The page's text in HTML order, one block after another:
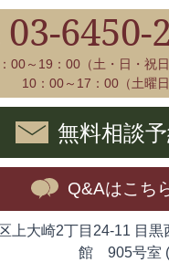
03-6450-
00～19：00（土・日・祝日
10：00～17：00（土曜日
無料相談
Q&Aはこち
上大崎2丁目24-11 目黒
館 905号室